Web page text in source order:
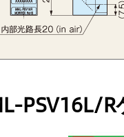
PSV16L/